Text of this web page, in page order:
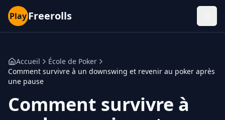
PlayFreerolls
Accueil
École de Poker
Comment survivre à un downswing et revenir au poker après
une pause
Comment survivre à